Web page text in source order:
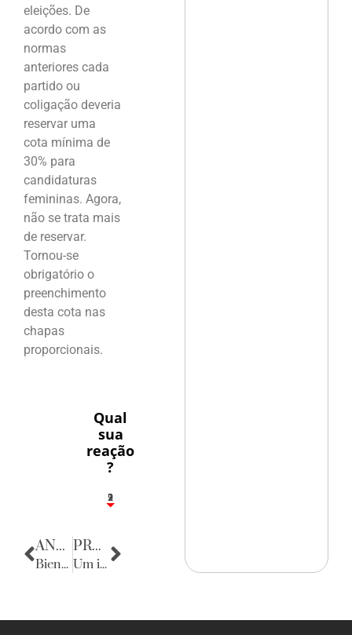
eleições. De
acordo com as
normas
anteriores cada
partido ou
coligação deveria
reservar uma
cota mínima de
30% para
candidaturas
femininas. Agora,
não se trata mais
de reservar.
Tornou-se
obrigatório o
preenchimento
desta cota nas
chapas
proporcionais.
Qual
sua
reação
?
2
1
2
9
ANTERIOR
Bienal do Livro
PRÓXIMA
Um instante, maestro!